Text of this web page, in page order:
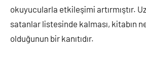
okuyucularla etkileşimi artırmıştır.
satanlar listesinde kalması, kitabın
olduğunun bir kanıtıdır.